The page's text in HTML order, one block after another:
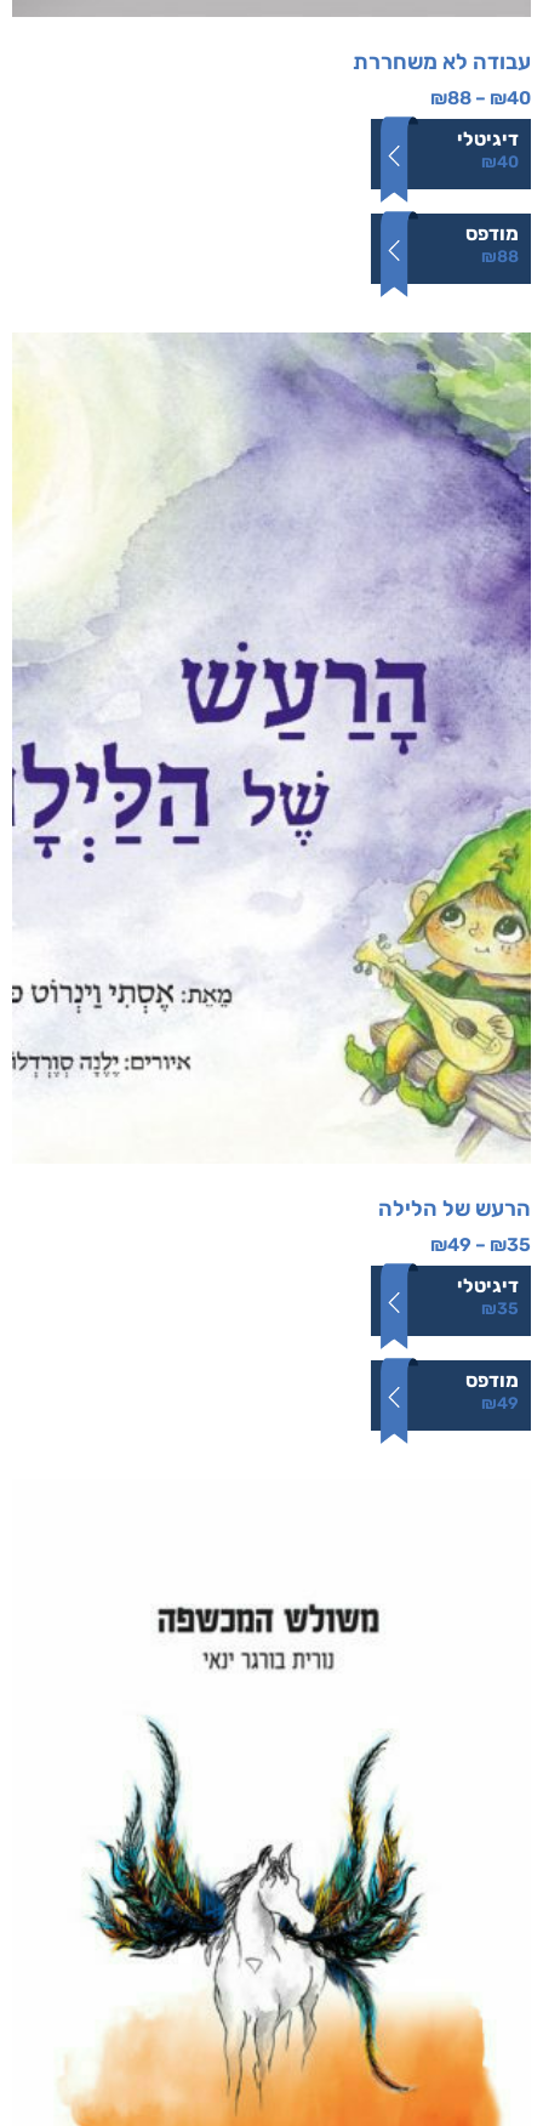
עבודה לא משחררת
₪40
–
₪88
דיגיטלי
₪40
מודפס
₪88
הרעש של הלילה
₪35
–
₪49
דיגיטלי
₪35
מודפס
₪49